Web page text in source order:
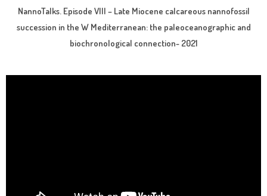
NannoTalks. Episode VIII – Late Miocene calcareous nannofossil
succession in the W Mediterranean: the paleoceanographic and
biochronological connection- 2021